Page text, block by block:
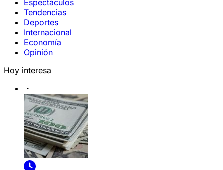
Espectáculos
Tendencias
Deportes
Internacional
Economía
Opinión
Hoy interesa